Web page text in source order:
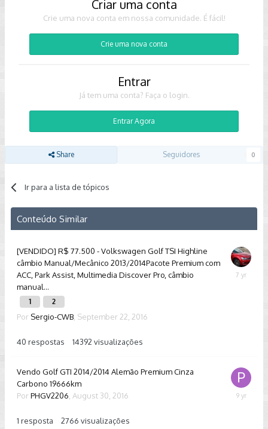
Criar uma conta
Crie uma nova conta em nossa comunidade. É fácil!
Crie uma nova conta
Entrar
Já tem uma conta? Faça o login.
Entrar Agora
Share Seguidores 0
Ir para a lista de tópicos
Conteúdo Similar
[VENDIDO] R$ 77.500 - Volkswagen Golf TSI Highline
câmbio Manual/Mecânico 2013/2014Pacote Premium com
ACC, Park Assist, Multimedia Discover Pro, câmbio
manual...
1 2
Por Sergio-CWB September 22, 2016
40 respostas 14392 visualizações
Vendo Golf GTI 2014/2014 Alemão Premium Cinza
Carbono 19666km
Por PHGV2206 August 30, 2016
1 resposta 2766 visualizações